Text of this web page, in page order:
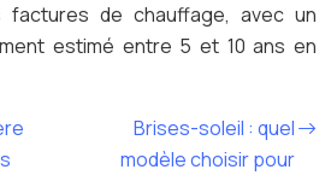
factures de chauffage, avec un
estimé entre 5 et 10 ans en
Brises-soleil : quel
modèle choisir pour